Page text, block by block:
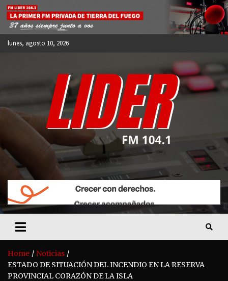
Skip
content
lunes, agosto 10, 2026
FM LIDER 104.1
Home
Noticias
ESTADO DE SITUACIÓN DEL INCENDIO EN LA RESERVA
PROVINCIAL CORAZÓN DE LA ISLA